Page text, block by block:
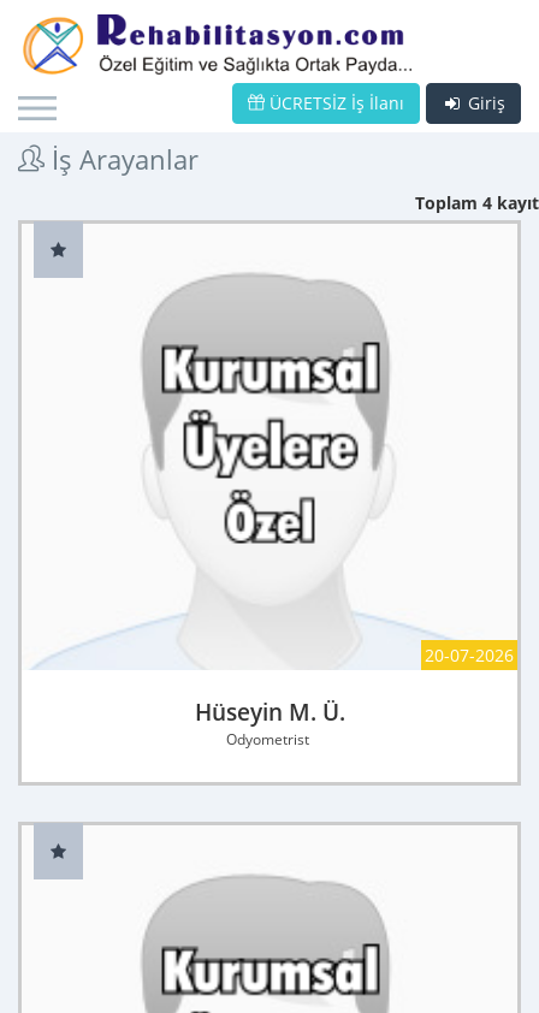
Giriş
ÜCRETSİZ İş İlanı
İş Arayanlar
Toplam 4 kayıt
20-07-2026
Hüseyin M. Ü.
Odyometrist